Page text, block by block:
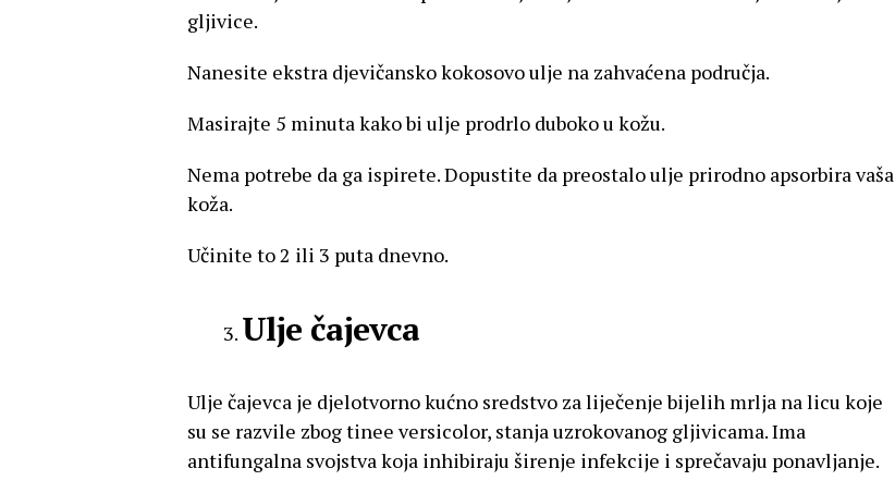
gljivice.
Nanesite ekstra djevičansko kokosovo ulje na zahvaćena područja.
Masirajte 5 minuta kako bi ulje prodrlo duboko u kožu.
Nema potrebe da ga ispirete. Dopustite da preostalo ulje prirodno apsorbira vaša
koža.
Učinite to 2 ili 3 puta dnevno.
Ulje čajevca
Ulje čajevca je djelotvorno kućno sredstvo za liječenje bijelih mrlja na licu koje
su se razvile zbog tinee versicolor, stanja uzrokovanog gljivicama. Ima
antifungalna svojstva koja inhibiraju širenje infekcije i sprečavaju ponavljanje.